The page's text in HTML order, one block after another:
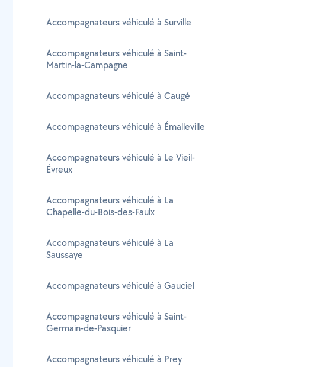
Accompagnateurs véhiculé à Surville
Accompagnateurs véhiculé à Saint-
Martin-la-Campagne
Accompagnateurs véhiculé à Caugé
Accompagnateurs véhiculé à Émalleville
Accompagnateurs véhiculé à Le Vieil-
Évreux
Accompagnateurs véhiculé à La
Chapelle-du-Bois-des-Faulx
Accompagnateurs véhiculé à La
Saussaye
Accompagnateurs véhiculé à Gauciel
Accompagnateurs véhiculé à Saint-
Germain-de-Pasquier
Accompagnateurs véhiculé à Prey